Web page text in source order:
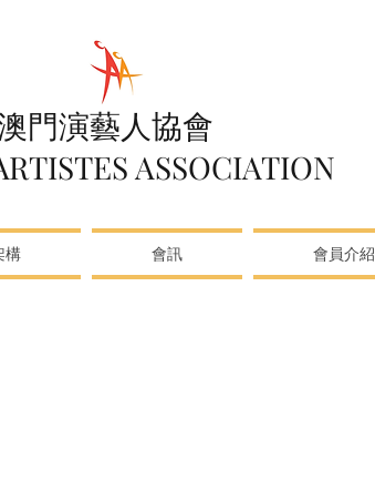
門演藝人協會
ASSOCIATION
構 會訊 會員介紹